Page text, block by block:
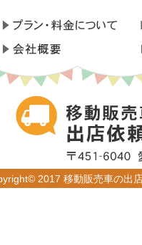
2017 移動販売車の